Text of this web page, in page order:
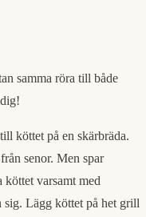
samma röra till både
köttet på en skärbräda.
senor. Men spar
varsamt med
sig. Lägg köttet på het grill